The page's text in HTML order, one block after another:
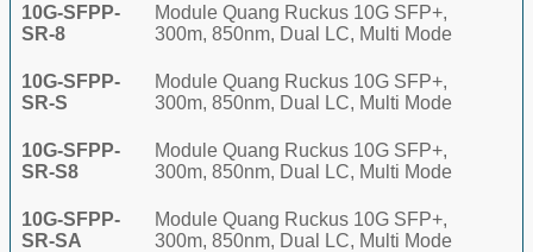
10G-SFPP-
SR-8
Module Quang Ruckus 10G SFP+,
300m, 850nm, Dual LC, Multi Mode
10G-SFPP-
SR-S
Module Quang Ruckus 10G SFP+,
300m, 850nm, Dual LC, Multi Mode
10G-SFPP-
SR-S8
Module Quang Ruckus 10G SFP+,
300m, 850nm, Dual LC, Multi Mode
10G-SFPP-
SR-SA
Module Quang Ruckus 10G SFP+,
300m, 850nm, Dual LC, Multi Mode